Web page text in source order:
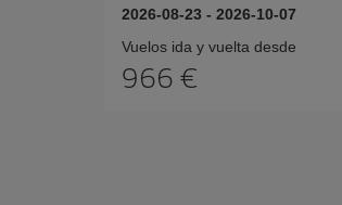
2026-08-23 - 2026-10-07
Vuelos ida y vuelta desde
966 €